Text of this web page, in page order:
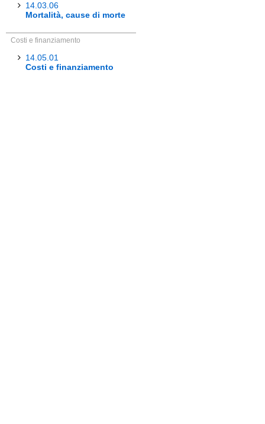
14.03.06
Mortalità, cause di morte
Costi e finanziamento
14.05.01
Costi e finanziamento